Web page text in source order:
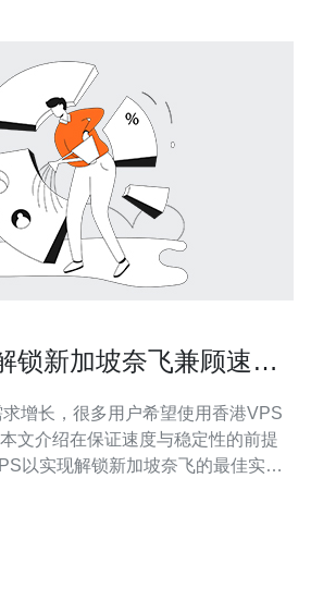
锁新加坡奈飞兼顾速度
增长，很多用户希望使用香港VPS
文介绍在保证速度与稳定性的前提
以实现解锁新加坡奈飞的最佳实践